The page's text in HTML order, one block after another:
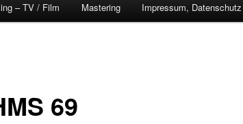
– TV / Film Mastering Impressum, Datenschutz
69